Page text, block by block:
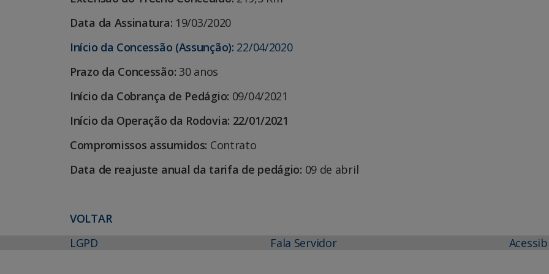
Data da Assinatura: 19/03/2020
Início da Concessão (Assunção): 22/04/2020
Prazo da Concessão: 30 anos
Início da Cobrança de Pedágio: 09/04/2021
Início da Operação da Rodovia: 22/01/2021
Compromissos assumidos: Contrato
Data de reajuste anual da tarifa de pedágio: 09 de abril
VOLTAR
LGPD
Fala Servidor